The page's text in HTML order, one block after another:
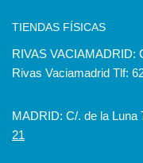
TIENDAS FÍSICAS
RIVAS VACIAMADRID:
Rivas Vaciamadrid Tlf:
MADRID: C/. de la Luna
21